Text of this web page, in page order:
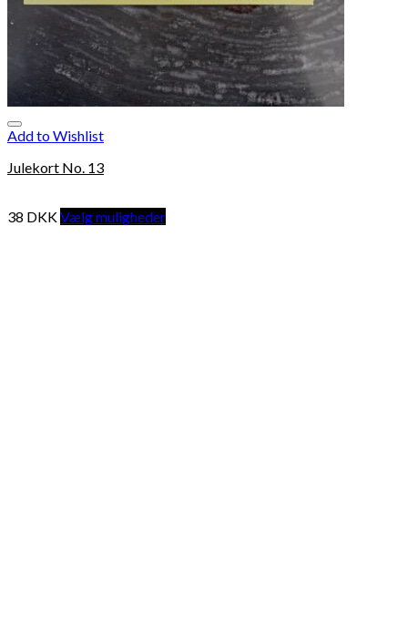
Add to Wishlist
Julekort No. 13
38 DKKVælg muligheder